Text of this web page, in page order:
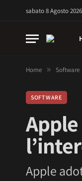
sabato 8 Agosto 2026
Home » Software
SOFTWARE
Apple